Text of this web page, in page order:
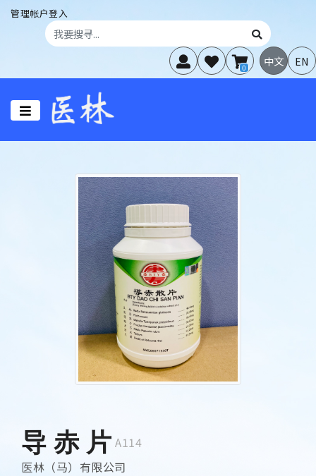
管理帐户登入
0 中文 EN
导 赤 片 A114
医林（马）有限公司